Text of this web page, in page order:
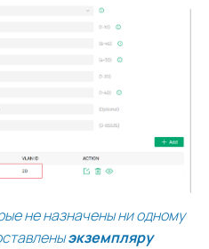
не назначены ни одному
экземпляру